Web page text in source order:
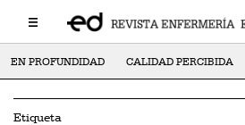
EN PROFUNDIDAD CALIDAD PERCIBIDA
Etiqueta